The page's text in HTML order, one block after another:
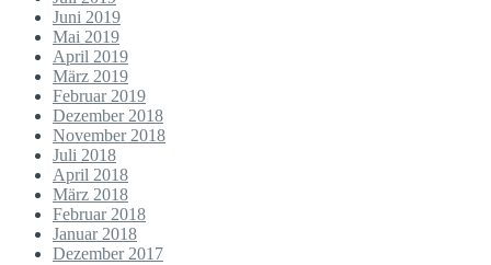
Juni 2019
Mai 2019
April 2019
März 2019
Februar 2019
Dezember 2018
November 2018
Juli 2018
April 2018
März 2018
Februar 2018
Januar 2018
Dezember 2017